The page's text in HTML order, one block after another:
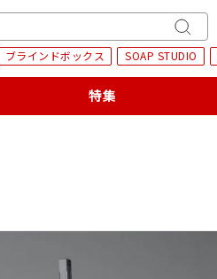
キ
ー
ブラインドボックス SOAP STUDIO
特集